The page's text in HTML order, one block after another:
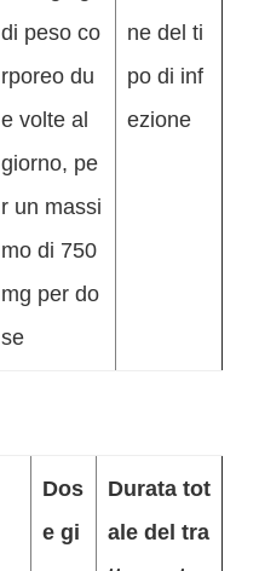
di peso co
rporeo du
e volte al
giorno, pe
r un massi
mo di 750
mg per do
se
ne del ti
po di inf
ezione
Dos
e gi
Durata tot
ale del tra